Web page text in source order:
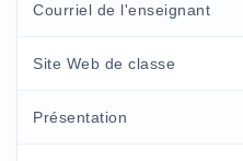
Courriel de l'enseignant
Site Web de classe
Présentation